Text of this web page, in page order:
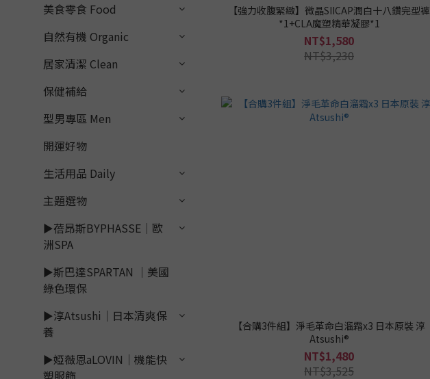
美食零食 Food
自然有機 Organic
居家清潔 Clean
保健補給
型男專區 Men
開運好物
生活用品 Daily
主題選物
►蓓昂斯BYPHASSE｜歐
洲SPA
►斯巴達SPARTAN ｜美國
綠色環保
►淳Atsushi｜日本清爽保
養
►婭薇恩aLOVIN｜機能快
塑服飾
【強力收腹緊緻】微晶SIICAP潤白十八鑽完型褲
*1+CLA魔塑精華凝膠*1
NT$1,580
NT$3,230
【合購3件組】淨毛革命白溜霜x3 日本原裝 淳
Atsushi®
NT$1,480
NT$3,525